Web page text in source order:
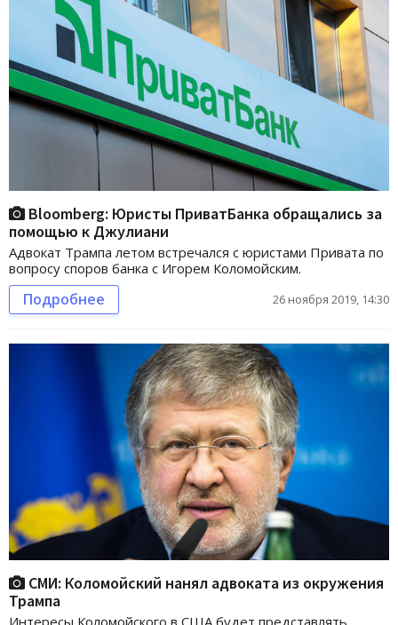
Bloomberg: Юристы ПриватБанка обращались за
помощью к Джулиани
Адвокат Трампа летом встречался с юристами Привата по
вопросу споров банка с Игорем Коломойским.
Подробнее 26 ноября 2019, 14:30
СМИ: Коломойский нанял адвоката из окружения
Трампа